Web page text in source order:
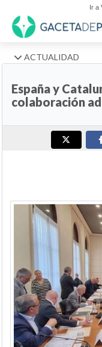
Ir a
ACTUALIDAD
España y
colaboración